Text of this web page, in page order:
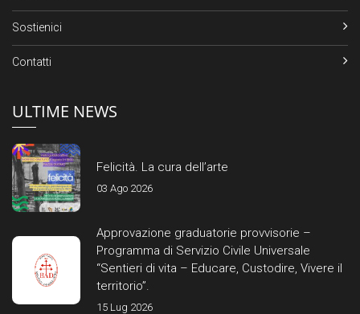
Sostienici
Contatti
ULTIME NEWS
Felicità. La cura dell’arte
03 Ago 2026
Approvazione graduatorie provvisorie –
Programma di Servizio Civile Universale
“Sentieri di vita – Educare, Custodire, Vivere il
territorio”.
15 Lug 2026